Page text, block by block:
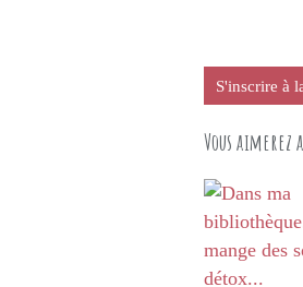
S'inscrire à
Vous aimerez